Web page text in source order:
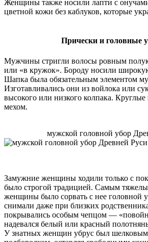
Женщины также носили лапти с
цветной кожи без каблуков, которые
Прически и головные
Мужчины стригли волосы ровным
или «в кружок». Бороду носили
Шапка была обязательным элементом
Изготавливались они из войлока или
высокого или низкого колпака.
мехом.
мужской головной убор
Замужние женщины ходили только с
было строгой традицией. Самым
женщины было сорвать с нее головной
снимали даже при близких
покрывались особым чепцом —
надевался белый или красный
У знатных женщин убрус был